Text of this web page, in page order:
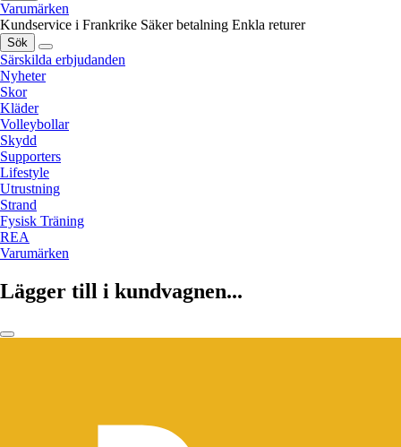
Varumärken
Kundservice i Frankrike Säker betalning Enkla returer
Sök
Särskilda erbjudanden
Nyheter
Skor
Kläder
Volleybollar
Skydd
Supporters
Lifestyle
Utrustning
Strand
Fysisk Träning
REA
Varumärken
Lägger till i kundvagnen...